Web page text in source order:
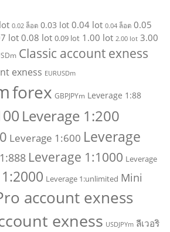
0.02 ล็อต 0.03 lot 0.04 lot 0.04 ล็อต 0.05
lot 0.08 lot 0.09 lot 1.00 lot 2.00 lot 3.00
Classic account exness
exness EURUSDm
forex GBPJPYm Leverage 1:88
Leverage 1:200
Leverage 1:600 Leverage
Leverage 1:1000 Leverage
Leverage 1:unlimited Mini
account exness
exness USDJPYm ลีเวอริ